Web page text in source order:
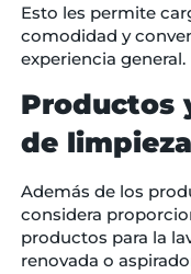
Esto les permite
comodidad y
experiencia general.
Productos
de limpieza
Además de los
considera
productos para la
renovada o